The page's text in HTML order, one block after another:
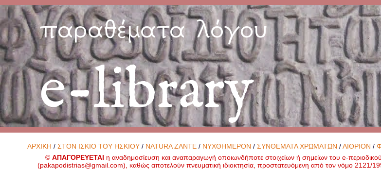
παραθέματα λόγου
e-library
ΑΡΧΙΚΗ /ΣΤΟΝ ΙΣΚΙΟ ΤΟΥ ΗΣΚΙΟΥ / NATURA ZANTE / ΝΥΧΘΗΜΕΡΟΝ /ΣΥΝΘΕΜΑΤΑ ΧΡΩΜΑΤΩΝ /ΑΙΘΡΙΟΝ /
©ΑΠΑΓΟΡΕΥΕΤΑΙ η αναδημοσίευση και αναπαραγωγή οποιωνδήποτε στοιχείων ή σημείων του e-
(pakapodistrias@gmail.com), καθώς αποτελούν πνευματική ιδιοκτησία, προστατευόμενη από τον νόμο 2121/